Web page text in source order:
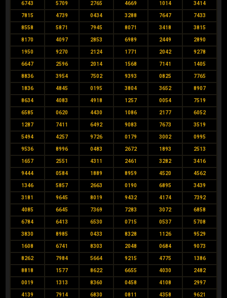
6743 5709 2765 4669 1014 3414
7815 4739 0434 3288 7647 7433
8558 5871 7945 8071 3418 3815
8170 4097 2853 6989 2449 2890
1950 9270 2124 1771 2042 9278
6647 2596 2014 1568 7141 1405
8836 3954 7502 9393 0825 7765
1836 4845 0195 3804 3652 8907
8634 4083 4918 1257 0054 7519
6585 0620 4430 1086 2177 6052
1287 7411 6492 9083 7673 3519
5494 4257 9726 0179 3002 0995
9536 8996 0483 2672 1893 2513
1657 2551 4311 2461 3282 3416
9444 0584 1889 8959 4520 4562
1346 5857 2663 0190 6895 3439
3181 9645 8019 9432 4174 7392
4085 6645 7369 7283 3072 6858
6784 6413 6530 0715 0537 5708
3830 8985 0433 8328 1126 9529
1608 6741 8303 2048 0684 9073
8262 7984 5664 9215 4775 1386
8818 1577 8622 6655 4030 2482
0019 1313 8360 0458 4108 2997
4139 7914 6830 0811 4358 9621